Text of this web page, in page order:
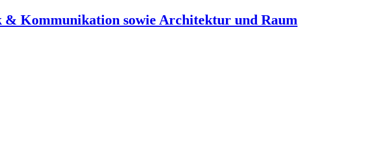
& Kommunikation sowie Architektur und Raum